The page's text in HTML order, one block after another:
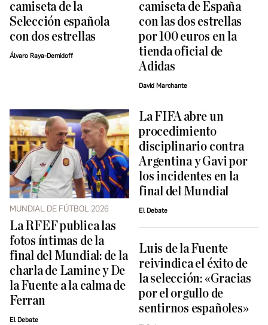
camiseta de la
Selección española
con dos estrellas
Álvaro Raya-Demidoff
camiseta de España
con las dos estrellas
por 100 euros en la
tienda oficial de
Adidas
David Marchante
MUNDIAL DE FÚTBOL 2026
La RFEF publica las
fotos íntimas de la
final del Mundial: de la
charla de Lamine y De
la Fuente a la calma de
Ferran
El Debate
La FIFA abre un
procedimiento
disciplinario contra
Argentina y Gavi por
los incidentes en la
final del Mundial
El Debate
Luis de la Fuente
reivindica el éxito de
la selección: «Gracias
por el orgullo de
sentirnos españoles»